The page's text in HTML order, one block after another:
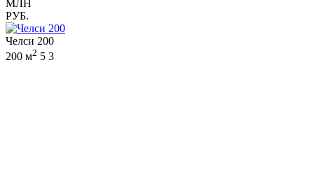
МЛН
РУБ.
Челси 200
200 м2 5 3